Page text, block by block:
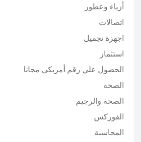
أزياء وعطور
اتصالات
اجهزة تجميل
استثمار
الحصول علي رقم أمريكي مجانا
الصحة
الصحة والرجيم
الفوركس
المحاسبة